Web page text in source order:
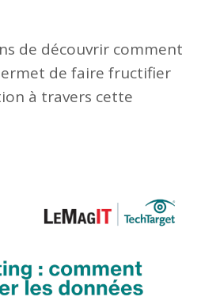
de découvrir comment
de faire fructifier
à travers cette